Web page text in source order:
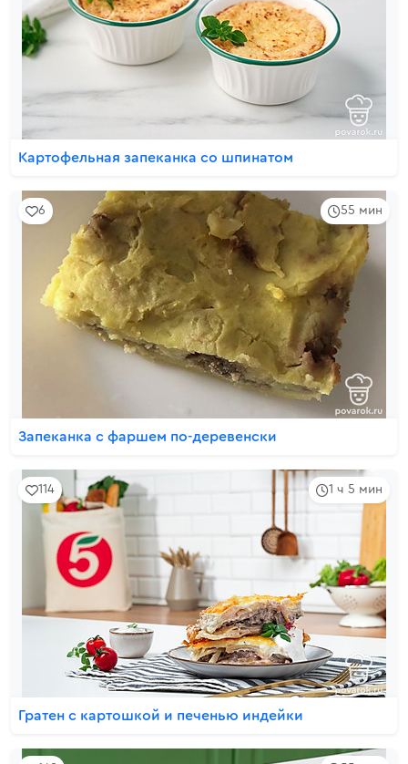
Картофельная запеканка со шпинатом
55 мин
6
Запеканка с фаршем по-деревенски
1 ч 5 мин
114
Гратен с картошкой и печенью индейки